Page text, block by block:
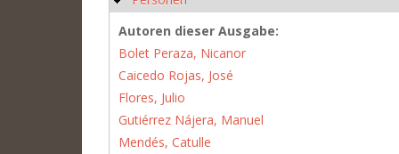
Autoren dieser Ausgabe:
Bolet Peraza, Nicanor
Caicedo Rojas, José
Flores, Julio
Gutiérrez Nájera, Manuel
Mendés, Catulle